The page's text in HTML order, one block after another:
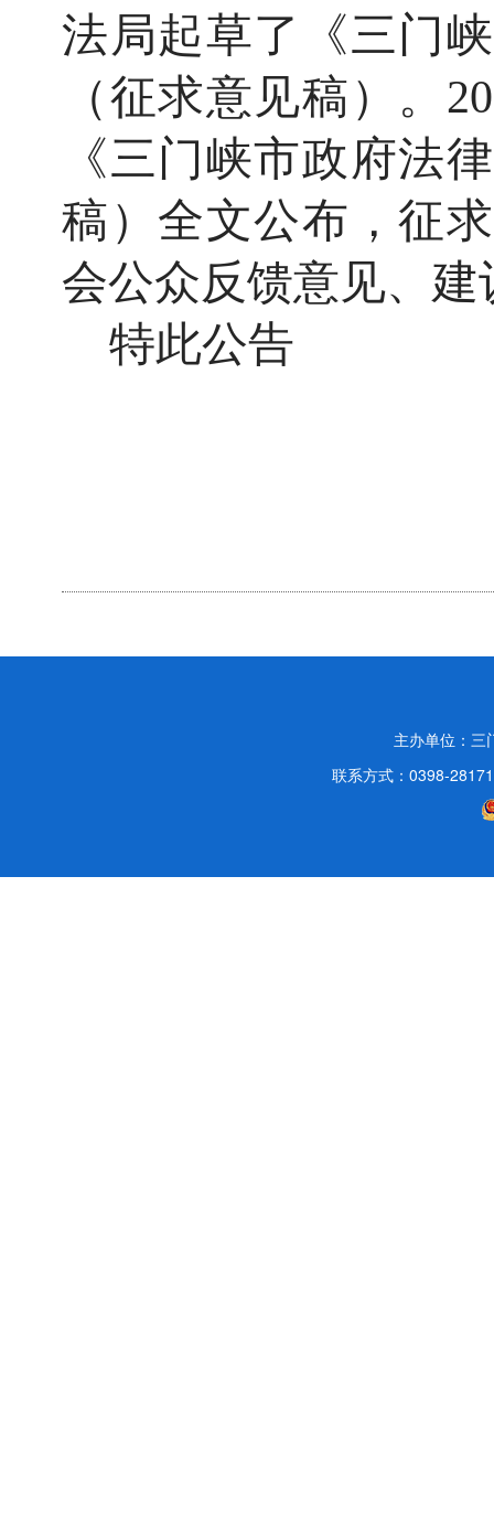
法局起草了《三门
（征求意见稿）。
《三门峡市政府法
稿）全文公布，征
会公众反馈意见、建
特此公告
主办单位：
联系方式：0398-